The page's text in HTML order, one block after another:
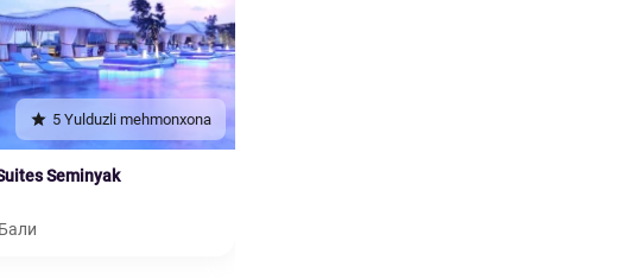
5 Yulduzli mehmonxona
Seminyak
Бали